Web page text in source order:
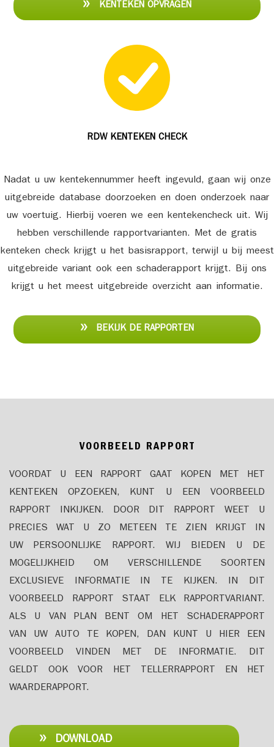
KENTEKEN OPVRAGEN
RDW KENTEKEN CHECK
Nadat u uw kentekennummer heeft ingevuld, gaan wij onze
uitgebreide database doorzoeken en doen onderzoek naar
uw voertuig. Hierbij voeren we een kentekencheck uit. Wij
hebben verschillende rapportvarianten. Met de gratis
kenteken check krijgt u het basisrapport, terwijl u bij meest
uitgebreide variant ook een schaderapport krijgt. Bij ons
krijgt u het meest uitgebreide overzicht aan informatie.
BEKIJK DE RAPPORTEN
VOORBEELD RAPPORT
VOORDAT U EEN RAPPORT GAAT KOPEN MET HET
KENTEKEN OPZOEKEN, KUNT U EEN VOORBEELD
RAPPORT INKIJKEN. DOOR DIT RAPPORT WEET U
PRECIES WAT U ZO METEEN TE ZIEN KRIJGT IN
UW PERSOONLIJKE RAPPORT. WIJ BIEDEN U DE
MOGELIJKHEID OM VERSCHILLENDE SOORTEN
EXCLUSIEVE INFORMATIE IN TE KIJKEN. IN DIT
VOORBEELD RAPPORT STAAT ELK RAPPORTVARIANT.
ALS U VAN PLAN BENT OM HET SCHADERAPPORT
VAN UW AUTO TE KOPEN, DAN KUNT U HIER EEN
VOORBEELD VINDEN MET DE INFORMATIE. DIT
GELDT OOK VOOR HET TELLERRAPPORT EN HET
WAARDERAPPORT.
DOWNLOAD